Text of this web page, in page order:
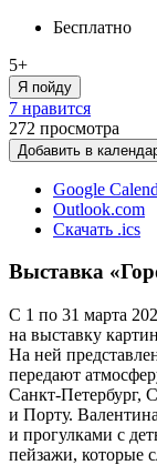
Бесплатно
5+
Я пойду
7 нравится
272 просмотра
Добавить в
Google
Outlook.com
Скачать .ics
Выставка
С 1 по 31 марта
на выставку
На ней
передают
Санкт-Петербург,
и Порту.
и прогулками с
пейзажи, которые